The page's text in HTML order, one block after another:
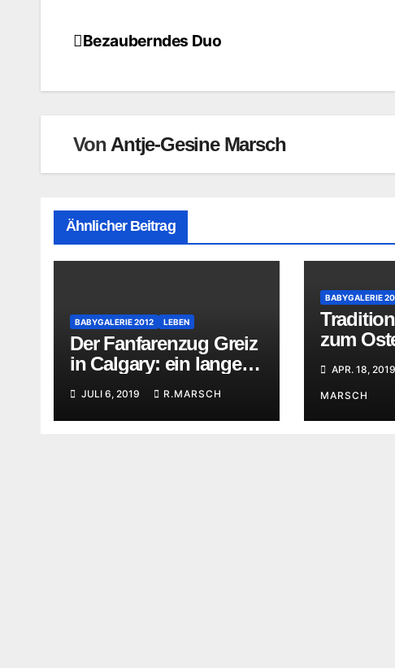
Beitragsnavigation
Bezauberndes Duo
Von Antje-Gesine Marsch
Ähnlicher Beitrag
BABYGALERIE 2012 LEBEN
Der Fanfarenzug Greiz
in Calgary: ein langer
JULI 6, 2019 R.MARSCH
BABYGALERIE
zum
APR. 18, 2019
MARSCH